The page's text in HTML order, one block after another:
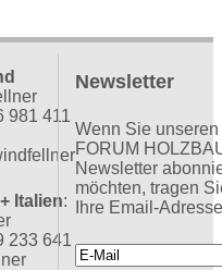
981 411
Italien:
233 641
Newsletter
Wenn Sie unseren
FORUM
Newsletter
möchten, tragen
Ihre Email-